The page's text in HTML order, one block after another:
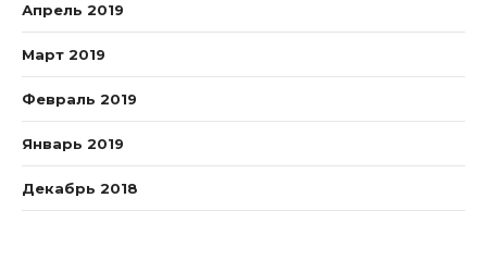
Апрель 2019
Март 2019
Февраль 2019
Январь 2019
Декабрь 2018